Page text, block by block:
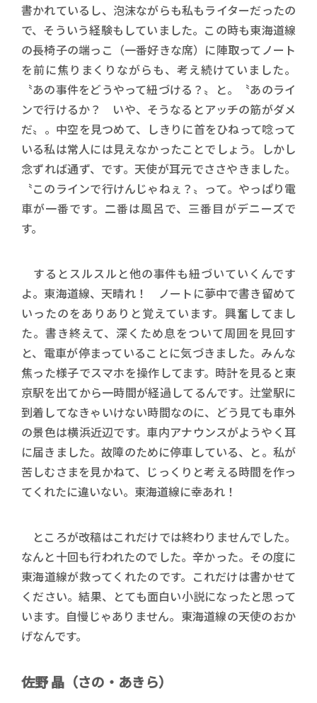
書かれているし、泡沫ながらも私もライターだったの
で、そういう経験もしていました。この時も東海道線
の長椅子の端っこ（一番好きな席）に陣取ってノート
を前に焦りまくりながらも、考え続けていました。
〝あの事件をどうやって紐づける？〟と。〝あのライ
ンで行けるか？ いや、そうなるとアッチの筋がダメ
だ〟。中空を見つめて、しきりに首をひねって唸って
いる私は常人には見えなかったことでしょう。しかし
念ずれば通ず、です。天使が耳元でささやきました。
〝このラインで行けんじゃねぇ？〟って。やっぱり電
車が一番です。二番は風呂で、三番目がデニーズで
す。
するとスルスルと他の事件も紐づいていくんです
よ。東海道線、天晴れ！ ノートに夢中で書き留めて
いったのをありありと覚えています。興奮してまし
た。書き終えて、深くため息をついて周囲を見回す
と、電車が停まっていることに気づきました。みんな
焦った様子でスマホを操作してます。時計を見ると東
京駅を出てから一時間が経過してるんです。辻堂駅に
到着してなきゃいけない時間なのに、どう見ても車外
の景色は横浜近辺です。車内アナウンスがようやく耳
に届きました。故障のために停車している、と。私が
苦しむさまを見かねて、じっくりと考える時間を作っ
てくれたに違いない。東海道線に幸あれ！
ところが改稿はこれだけでは終わりませんでした。
なんと十回も行われたのでした。辛かった。その度に
東海道線が救ってくれたのです。これだけは書かせて
ください。結果、とても面白い小説になったと思って
います。自慢じゃありません。東海道線の天使のおか
げなんです。
佐野 晶（さの・あきら）